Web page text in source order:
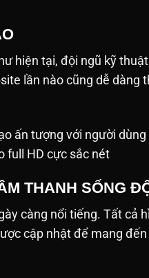
hiện tại, đội ngũ kỹ
lần nào cũng dễ
ấn tượng với người
full HD cực sắc nét
THANH SỐNG
càng nổi tiếng. Tất cả
cập nhật để mang